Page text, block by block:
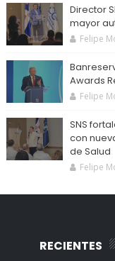
Director
mayor
Felipe
Awards
Felipe
SNS
con
de Salud
Felipe
RECIENTES